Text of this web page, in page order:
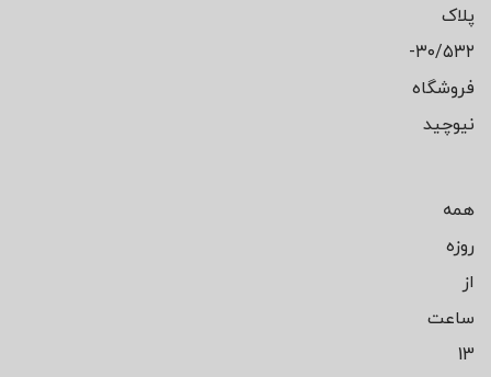
پلاک
۳۰/۵۳۲-
فروشگاه
نیوچید
همه
روزه
از
ساعت
13